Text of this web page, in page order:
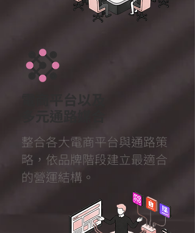
多元通路媒合
整合各大電商平台與通路策
略，依品牌階段建立最適合
的營運結構。